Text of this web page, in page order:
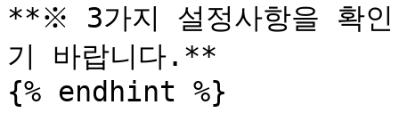
**※ 3가지 설정사항을 확인
기 바랍니다.**